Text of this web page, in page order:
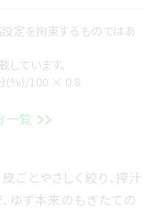
定を拘束するものではあ
ています。
(%)/100 × 0.8
一覧
ごとやさしく絞り、搾汁
ゆず本来のもぎたての